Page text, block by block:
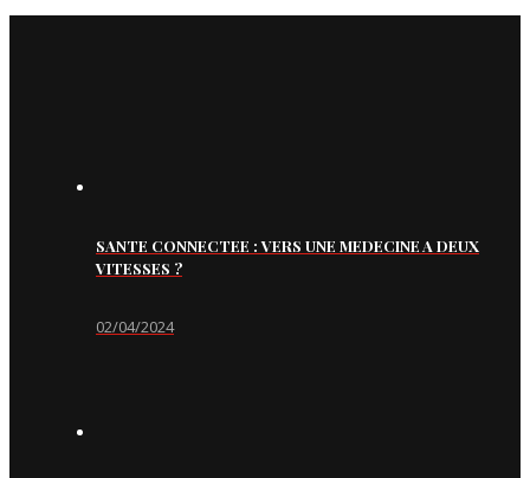
SANTE CONNECTEE : VERS UNE MEDECINE A DEUX
VITESSES ?
02/04/2024